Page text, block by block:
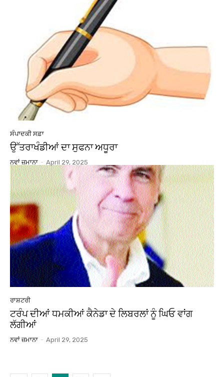
ਸੰਪਾਦਕੀ ਸਫ਼ਾ
ਉੱਤਰਾਖੰਡੀਆਂ ਦਾ ਸੁਫਨਾ ਅਧੂਰਾ
ਨਵਾਂ ਜ਼ਮਾਨਾ - April 29, 2025
ਰਾਸ਼ਟਰੀ
ਟਰੰਪ ਦੀਆਂ ਧਮਕੀਆਂ ਕੈਨੇਡਾ ਦੇ ਲਿਬਰਲਾਂ ਨੂੰ ਘਿਓ ਵਾਂਗ
ਲੱਗੀਆਂ
ਨਵਾਂ ਜ਼ਮਾਨਾ - April 29, 2025